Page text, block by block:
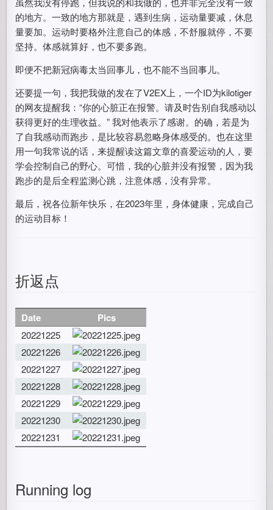
的地方。一致的地方那就是，遇到生病，运动量要减，休息
量要加。运动时要格外注意自己的体感，不舒服就停，不要
坚持。体感就算好，也不要多跑。
即便不把新冠病毒太当回事儿，也不能不当回事儿。
还要提一句，我把我做的发在了V2EX上，一个ID为kilotiger
的网友提醒我：“你的心脏正在报警。请及时告别自我感动以
获得更好的生理收益。” 我对他表示了感谢。的确，若是为
了自我感动而跑步，是比较容易忽略身体感受的。也在这里
用一句我常说的话，来提醒读这篇文章的喜爱运动的人，要
学会控制自己的野心。可惜，我的心脏并没有报警，因为我
跑步的是后全程监测心跳，注意体感，没有异常。
最后，祝各位新年快乐，在2023年里，身体健康，完成自己
的运动目标！
折返点
Date Pics
20221225
20221226
20221227
20221228
20221229
20221230
20221231
Running log